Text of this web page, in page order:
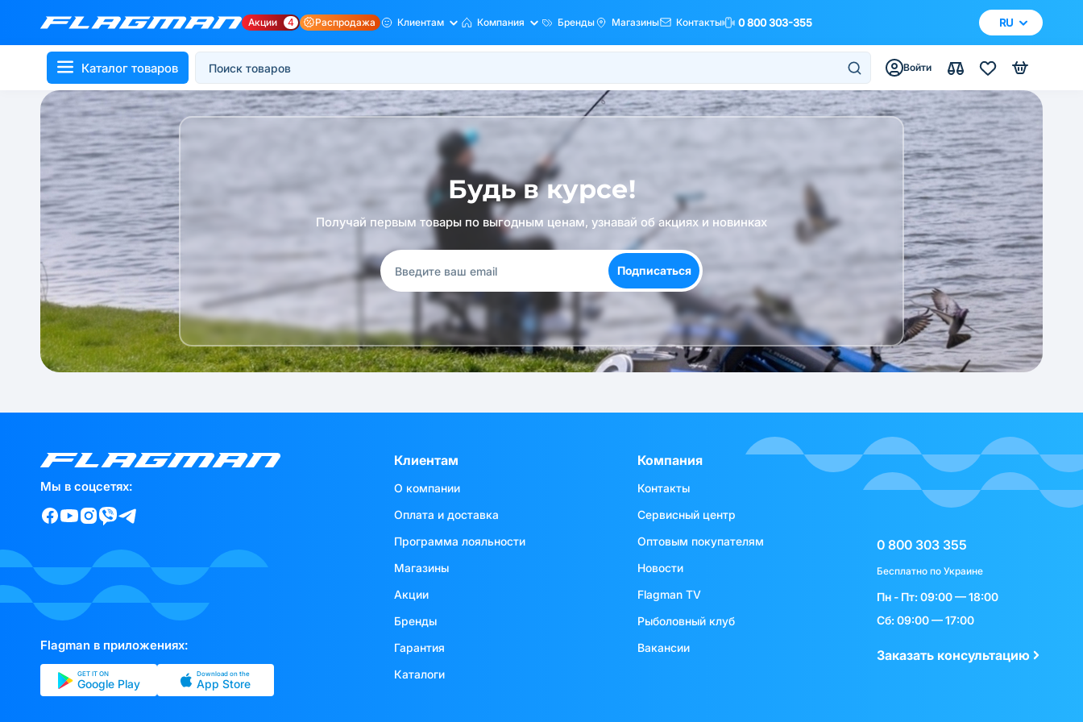
Акции 4 Распродажа Клиентам Компания Бренды Магазины Контакты 0 800 303-355 RU
Каталог товаров Войти
Будь в курсе!
Получай первым товары по выгодным ценам, узнавай об акциях и новинках
Подписаться
Мы в соцсетях:
Flagman в приложениях:
GET IT ON
Google Play
Download on the
App Store
Клиентам
О компании
Оплата и доставка
Программа лояльности
Магазины
Акции
Бренды
Гарантия
Каталоги
Компания
Контакты
Сервисный центр
Оптовым покупателям
Новости
Flagman TV
Рыболовный клуб
Вакансии
0 800 303 355
Бесплатно по Украине
Пн - Пт: 09:00 — 18:00
Сб: 09:00 — 17:00
Заказать консультацию